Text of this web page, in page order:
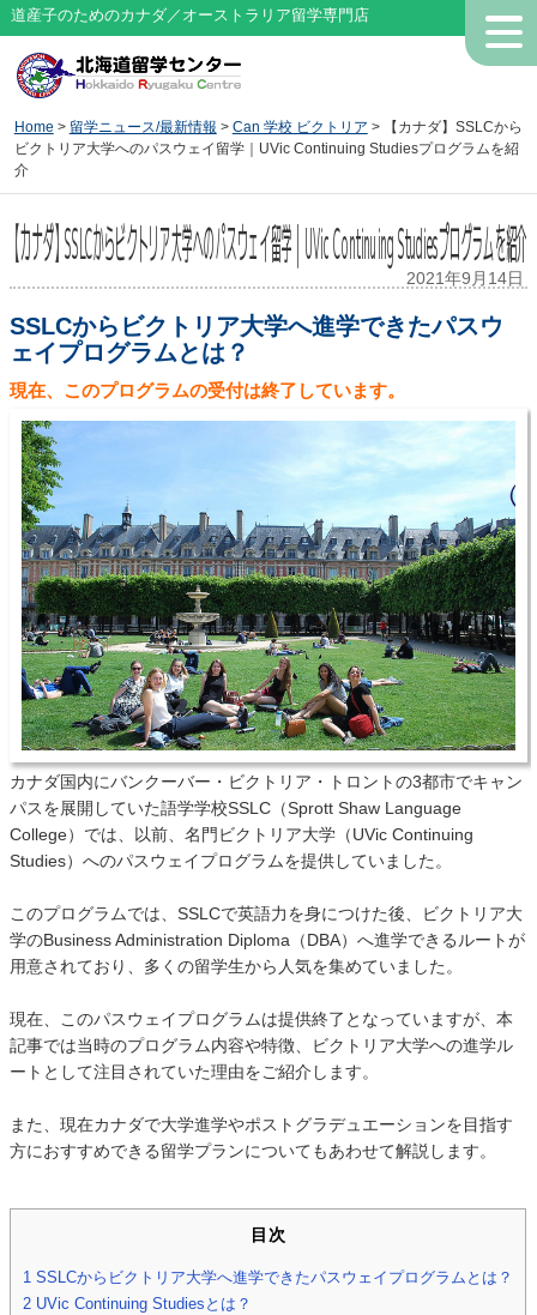
道産子のためのカナダ／オーストラリア留学専門店
Home > 留学ニュース/最新情報 > Can 学校 ビクトリア > 【カナダ】SSLCから
ビクトリア大学へのパスウェイ留学｜UVic Continuing Studiesプログラムを紹
介
【カナダ】SSLCからビクトリア大学へのパスウェイ留学｜UVic Continuing Studiesプログラムを紹介
2021年9月14日
SSLCからビクトリア大学へ進学できたパスウ
ェイプログラムとは？
現在、このプログラムの受付は終了しています。
カナダ国内にバンクーバー・ビクトリア・トロントの3都市でキャン
パスを展開していた語学学校SSLC（Sprott Shaw Language
College）では、以前、名門ビクトリア大学（UVic Continuing
Studies）へのパスウェイプログラムを提供していました。
このプログラムでは、SSLCで英語力を身につけた後、ビクトリア大
学のBusiness Administration Diploma（DBA）へ進学できるルートが
用意されており、多くの留学生から人気を集めていました。
現在、このパスウェイプログラムは提供終了となっていますが、本
記事では当時のプログラム内容や特徴、ビクトリア大学への進学ル
ートとして注目されていた理由をご紹介します。
また、現在カナダで大学進学やポストグラデュエーションを目指す
方におすすめできる留学プランについてもあわせて解説します。
目次
1 SSLCからビクトリア大学へ進学できたパスウェイプログラムとは？
2 UVic Continuing Studiesとは？